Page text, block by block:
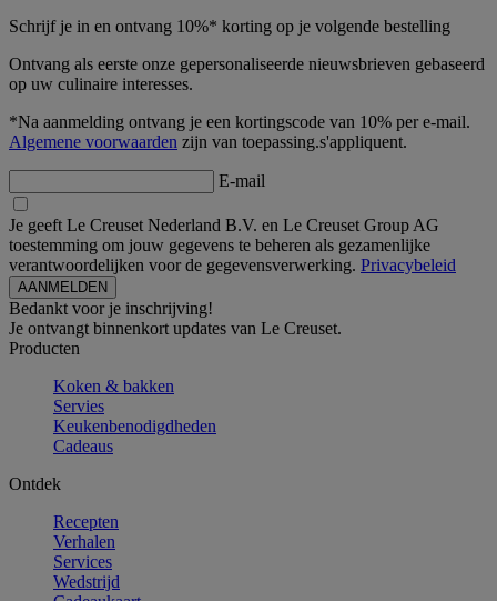
Schrijf je in en ontvang 10%* korting op je volgende bestelling
Ontvang als eerste onze gepersonaliseerde nieuwsbrieven gebaseerd
op uw culinaire interesses.
*Na aanmelding ontvang je een kortingscode van 10% per e-mail.
Algemene voorwaarden zijn van toepassing.s'appliquent.
E-mail
Je geeft Le Creuset Nederland B.V. en Le Creuset Group AG
toestemming om jouw gegevens te beheren als gezamenlijke
verantwoordelijken voor de gegevensverwerking. Privacybeleid
Bedankt voor je inschrijving!
Je ontvangt binnenkort updates van Le Creuset.
Producten
Koken & bakken
Servies
Keukenbenodigdheden
Cadeaus
Ontdek
Recepten
Verhalen
Services
Wedstrijd